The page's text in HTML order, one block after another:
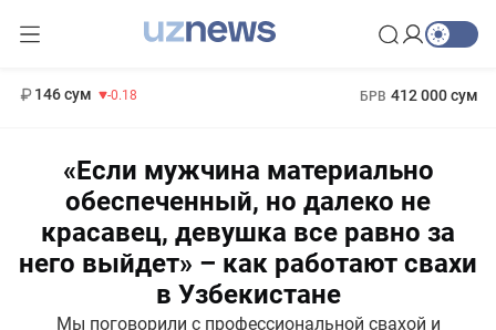
11 916 сум 28.92 МРОТ 1 271 000 сум
«Если мужчина материально
обеспеченный, но далеко не
красавец, девушка все равно за
него выйдет» – как работают свахи
в Узбекистане
Мы поговорили с профессиональной свахой и